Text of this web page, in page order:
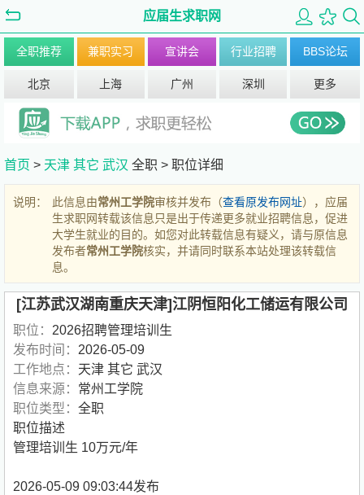
应届生求职网
全职推荐 兼职实习 宣讲会 行业招聘 BBS论坛
北京 上海 广州 深圳 更多
首页 > 天津 其它 武汉 全职 > 职位详细
说明： 此信息由常州工学院审核并发布（查看原发布网址），应届
生求职网转载该信息只是出于传递更多就业招聘信息，促进
大学生就业的目的。如您对此转载信息有疑义，请与原信息
发布者常州工学院核实，并请同时联系本站处理该转载信
息。
[江苏武汉湖南重庆天津]江阴恒阳化工储运有限公司
职位： 2026招聘管理培训生
发布时间： 2026-05-09
工作地点： 天津 其它 武汉
信息来源： 常州工学院
职位类型： 全职
职位描述
管理培训生 10万元/年
2026-05-09 09:03:44发布